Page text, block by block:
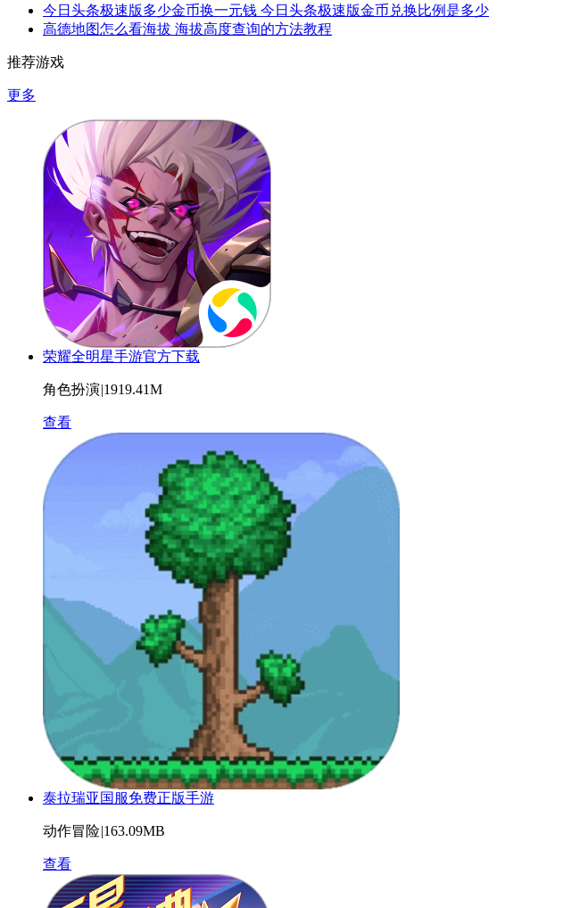
今日头条极速版多少金币换一元钱 今日头条极速版金币兑换比例是多少
高德地图怎么看海拔 海拔高度查询的方法教程
推荐游戏
更多
荣耀全明星手游官方下载
角色扮演|1919.41M
查看
泰拉瑞亚国服免费正版手游
动作冒险|163.09MB
查看